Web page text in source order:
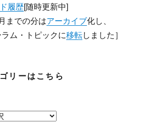
履歴[随時更新中]
までの分はアーカイブ化し、
ム・トピックに移転しました］
リーはこちら